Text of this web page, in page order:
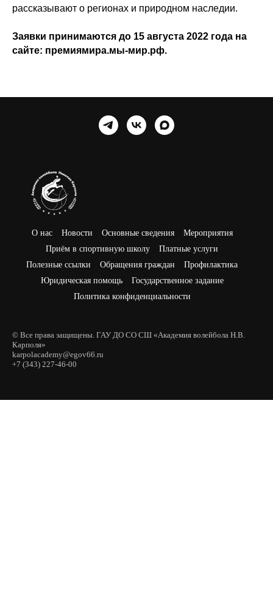
рассказывают о регионах и природном наследии.
Заявки принимаются до 15 августа 2022 года на
сайте: премиямира.мы-мир.рф.
О нас Новости Основные сведения
Мероприятия
Приём в спортивную школу
Платные услуги
Полезные ссылки
Обращения граждан
Профилактика
Юридическая помощь
Государственное задание
Политика конфиденциальности
© Все права защищены. ГАУ ДО СО СШ «Академия волейбола Н.В.
Карполя»
karpolacademy@egov66.ru
+7 (343) 227-46-00